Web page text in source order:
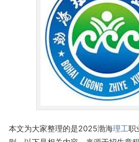
本文为大家整理的是2025渤海理工职